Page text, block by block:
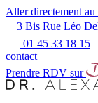
Aller directement au
3 Bis Rue Léo
01 45 33 18 15
contact
Prendre RDV sur